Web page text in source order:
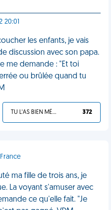
20:01
les enfants, je vais
discussion avec son papa.
me demande : "Et toi
ou brûlée quand tu
TU L'AS BIEN MÉRITÉ 372
ma fille de trois ans, je
La voyant s'amuser avec
ce qu'elle fait. "Je